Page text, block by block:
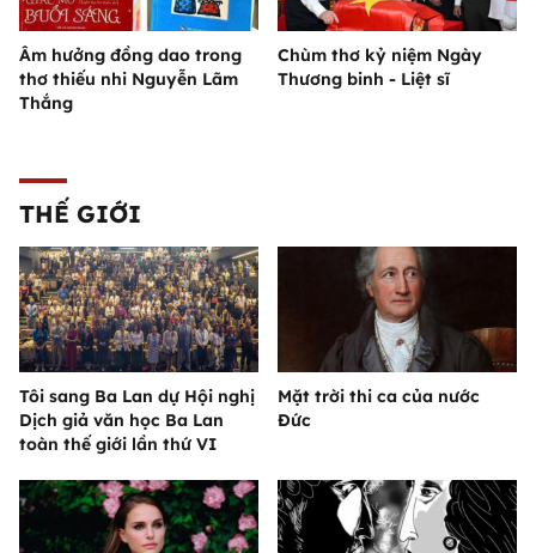
Âm hưởng đồng dao trong
thơ thiếu nhi Nguyễn Lãm
Thắng
Chùm thơ kỷ niệm Ngày
Thương binh - Liệt sĩ
THẾ GIỚI
Tôi sang Ba Lan dự Hội nghị
Dịch giả văn học Ba Lan
toàn thế giới lần thứ VI
Mặt trời thi ca của nước
Đức